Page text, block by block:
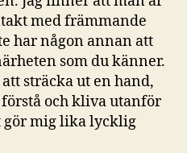
med främmande
har någon annan att
som du känner.
sträcka ut en hand,
och kliva utanför
gör mig lika lycklig